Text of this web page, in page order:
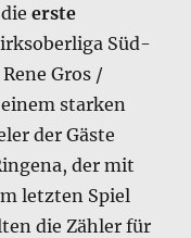
dieerste
Süd-
Gros /
starken
der Gäste
der mit
letzten Spiel
die Zähler für